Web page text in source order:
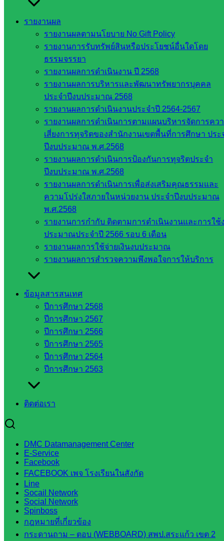
รายงานผล
รายงานผลตามนโยบาย No Gift Policy
รายงานการรับทรัพย์สินหรือประโยชน์อื่นใดโดย
ธรรมจรรยา
รายงานผลการดำเนินงาน ปี 2568
รายงานผลการบริหารและพัฒนาทรัพยากรบุคคล
ประจำปีงบประมาณ 2568
รายงานผลการดำเนินงานประจำปี 2564-2567
รายงานผลการดำเนินการตามแผนบริหารจัดการคว
เสี่ยงการทุจริตของสำนักงานเขตพื้นที่การศึกษา ประ
ปีงบประมาณ พ.ศ.2568
รายงานผลการดำเนินการป้องกันการทุจริตประจำ
ปีงบประมาณ พ.ศ.2568
รายงานผลการดำเนินการเพื่อส่งเสริมคุณธรรมและ
ความโปร่งใสภายในหน่วยงาน ประจำปีงบประมาณ
พ.ศ.2568
รายงานการกำกับ ติดตามการดำเนินงานและการใช้
ประมาณประจำปี 2566 รอบ 6 เดือน
รายงานผลการใช้จ่ายเงินงบประมาณ
รายงานผลการสำรวจความพึงพอใจการให้บริการ
ข้อมูลสารสนเทศ
ปีการศึกษา 2568
ปีการศึกษา 2567
ปีการศึกษา 2566
ปีการศึกษา 2565
ปีการศึกษา 2564
ปีการศึกษา 2563
ติดต่อเรา
DMC Datamanagement Center
E-Service
Facebook
FACEBOOK เพจ โรงเรียนในสังกัด
Line
Socail Network
Social Network
Spinboss
กฎหมายที่เกี่ยวข้อง
กระดานถาม – ตอบ (WEBBOARD) สพป.สระแก้ว เขต 2
ประเทศไทย
เว็บไซต์
สำนักต่าง
สพฐ.
เว็บไซต์
สพม. ใน
สังกัด
สพฐ.
เว็บไซต์
สพป. ใน
สังกัด
กรมบัญชี
สำนักงาน
ส.ก.ส.ค
หน่วยงาน
ในจังหวัด
สระแก้ว
จังหวัด
สระแก้ว
องค์การ
บริหาร
จังหวัด
สระแก้ว
ศึกษาธิการ
ส.ก.ส.ค.
จังหวัด
สระแก้ว
สพป.
สระแก้ว
เขต 1
สพป.สระแก้ว
เขต 2